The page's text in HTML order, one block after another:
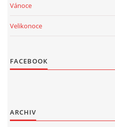
Vánoce
Velikonoce
FACEBOOK
ARCHIV